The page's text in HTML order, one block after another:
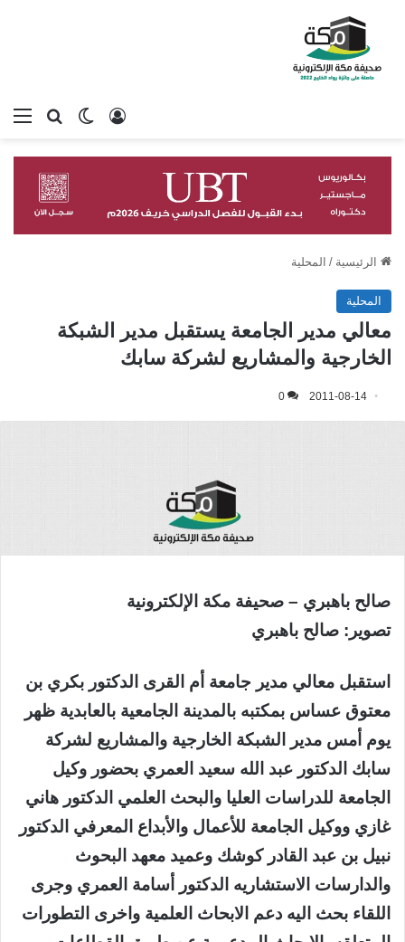
بحثالوضع
تسجيل الدخول
الرئيسية / المحلية
المحلية
معالي مدير الجامعة يستقبل مدير الشبكة
الخارجية والمشاريع لشركة سابك
2011-08-14
0
صالح باهبري – صحيفة مكة الإلكترونية
تصوير: صالح باهبري
استقبل معالي مدير جامعة أم القرى الدكتور بكري بن
معتوق عساس بمكتبه بالمدينة الجامعية بالعابدية ظهر
يوم أمس مدير الشبكة الخارجية والمشاريع لشركة
سابك الدكتور عبد الله سعيد العمري بحضور وكيل
الجامعة للدراسات العليا والبحث العلمي الدكتور هاني
غازي ووكيل الجامعة للأعمال والأبداع المعرفي الدكتور
نبيل بن عبد القادر كوشك وعميد معهد البحوث
والدارسات الاستشاريه الدكتور أسامة العمري وجرى
اللقاء بحث اليه دعم الابحاث العلمية واخرى التطورات